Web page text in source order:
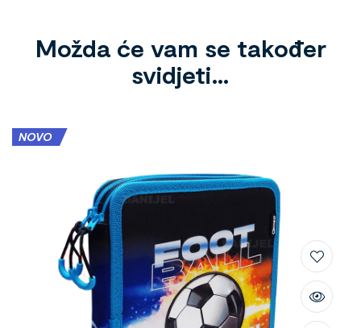
Možda će vam se također
svidjeti…
NOVO